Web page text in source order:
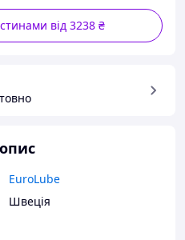
від 3238 ₴
EuroLube
Швеція